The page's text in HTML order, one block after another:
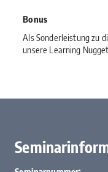
Bonus
Als Sonderleistung zu
unsere Learning